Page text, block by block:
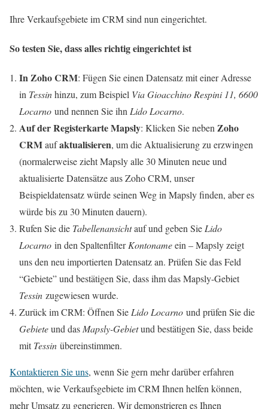
Ihre Verkaufsgebiete im CRM sind nun eingerichtet.
So testen Sie, dass alles richtig eingerichtet ist
In Zoho CRM: Fügen Sie einen Datensatz mit einer Adresse
in Tessinhinzu, zum Beispiel Via Gioacchino Respini 11, 6600
Locarno und nennen Sie ihn Lido Locarno.
Auf der Registerkarte Mapsly: Klicken Sie neben Zoho
CRMaufaktualisieren, um die Aktualisierung zu erzwingen
(normalerweise zieht Mapsly alle 30 Minuten neue und
aktualisierte Datensätze aus Zoho CRM, unser
Beispieldatensatz würde seinen Weg in Mapsly finden, aber es
würde bis zu 30 Minuten dauern).
Rufen Sie die Tabellenansichtauf und geben Sie Lido
Locarno in den SpaltenfilterKontonameein – Mapsly zeigt
uns den neu importierten Datensatz an. Prüfen Sie das Feld
“Gebiete” und bestätigen Sie, dass ihm das Mapsly-Gebiet
Tessin zugewiesen wurde.
Zurück im CRM: Öffnen Sie Lido Locarno und prüfen Sie die
Gebieteund das Mapsly-Gebietund bestätigen Sie, dass beide
mitTessin übereinstimmen.
Kontaktieren Sie uns, wenn Sie gern mehr darüber erfahren
möchten, wie Verkaufsgebiete im CRM Ihnen helfen können,
mehr Umsatz zu generieren. Wir demonstrieren es Ihnen